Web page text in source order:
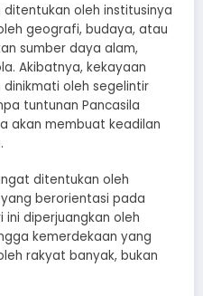
oleh institusinya
geografi, budaya, atau
sumber daya alam,
Akibatnya, kekayaan
oleh segelintir
tuntunan Pancasila
akan membuat keadilan
ditentukan oleh
berorientasi pada
diperjuangkan oleh
kemerdekaan yang
rakyat banyak, bukan